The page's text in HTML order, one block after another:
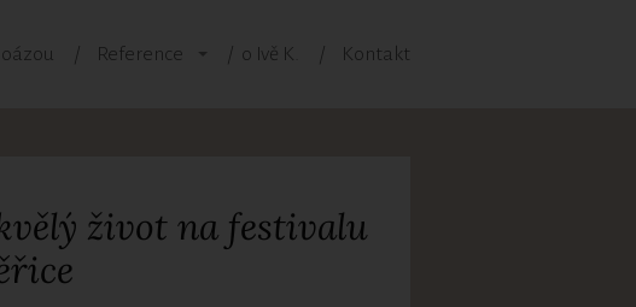
Reference o Ivě K. Kontakt
život na festivalu